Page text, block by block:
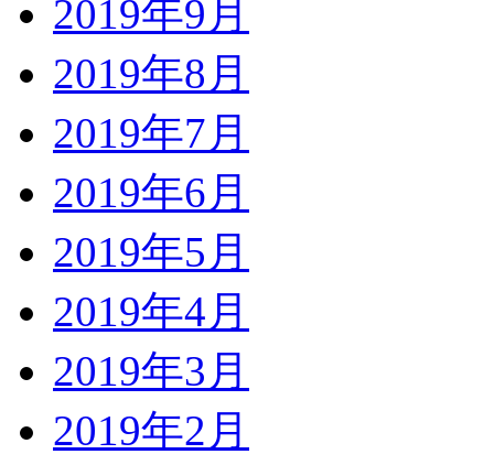
2019年9月
2019年8月
2019年7月
2019年6月
2019年5月
2019年4月
2019年3月
2019年2月